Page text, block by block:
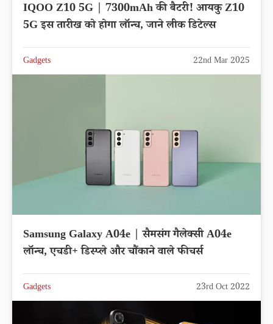
IQOO Z10 5G | 7300mAh की बैटरी! आयकु Z10
5G इस तारीख को होगा लॉन्च, जाने लीक डिटेल्स
Gadgets 22nd Mar 2025
Samsung Galaxy A04e | सैमसंग गैलेक्सी A04e
लॉन्च, एचडी+ डिस्प्ले और चौंकाने वाले फीचर्स
Gadgets 23rd Oct 2022